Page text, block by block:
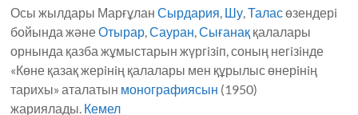
Осы жылдары МарғұланСырдария, Шу,Таласөзендерi
бойында жәнеОтырар,Сауран,Сығанақ қалалары
орнында қазба жұмыстарын жүргiзiп, соның негiзiнде
«Көне қазақ жерiнiң қалалары мен құрылыс өнерiнiң
тарихы» аталатын монографиясын (1950)
жариялады. Кемел